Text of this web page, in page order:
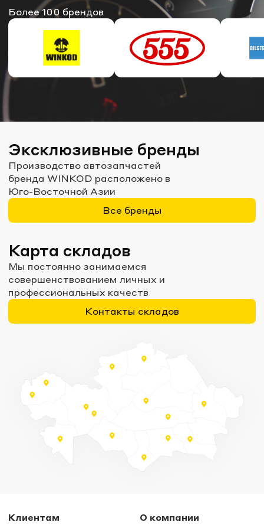
Более 100 брендов
Эксклюзивные бренды
Производство автозапчастей
бренда WINKOD расположено в
Юго-Восточной Азии
Все бренды
WINKOD
Надежная продукция
WINKOD
Антифриз
от -40°С до ±112°С
Карта складов
Мы постоянно занимаемся
совершенствованием личных и
профессиональных качеств
Контакты складов
Клиентам О компании